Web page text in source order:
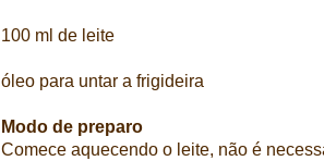
100 ml de leite
óleo para untar a frigideira
Modo de preparo
Comece aquecendo o leite, não é